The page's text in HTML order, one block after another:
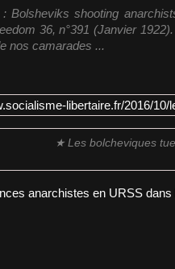
: Bolsheviks shooting
36, n°391 (Janvier
nos camarades ...
★ Les bolcheviques